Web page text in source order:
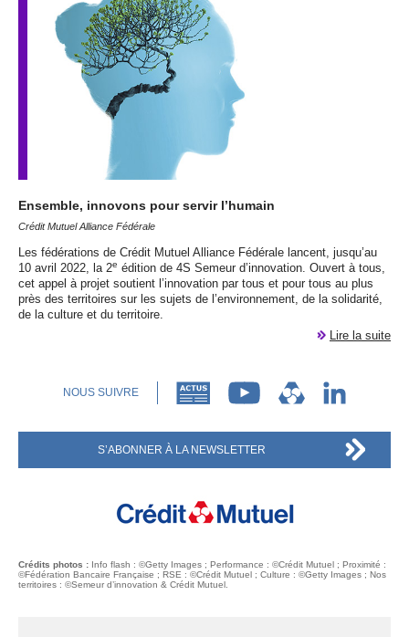
Ensemble, innovons pour servir l’humain
Crédit Mutuel Alliance Fédérale
Les fédérations de Crédit Mutuel Alliance Fédérale lancent, jusqu’au
10 avril 2022, la 2e édition de 4S Semeur d’innovation. Ouvert à tous,
cet appel à projet soutient l’innovation par tous et pour tous au plus
près des territoires sur les sujets de l’environnement, de la solidarité,
de la culture et du territoire.
Lire la suite
NOUS SUIVRE
S’ABONNER À LA NEWSLETTER
Crédits photos : Info flash : ©Getty Images ; Performance : ©Crédit Mutuel ; Proximité :
©Fédération Bancaire Française ; RSE : ©Crédit Mutuel ; Culture : ©Getty Images ; Nos
territoires : ©Semeur d’innovation & Crédit Mutuel.